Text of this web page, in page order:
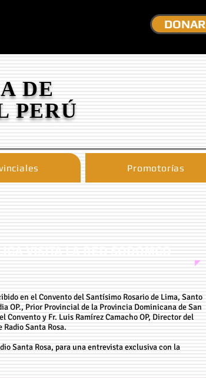
DONAR
DE
PERÚ
Promotorías
en el Convento del Santísimo Rosario de Lima, Santo
OP., Prior Provincial de la Provincia Dominicana de San
y Fr. Luis Ramírez Camacho OP, Director del
Radio Santa Rosa.
Santa Rosa, para una entrevista exclusiva con la